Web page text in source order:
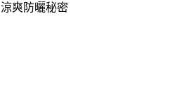
涼爽防曬秘密